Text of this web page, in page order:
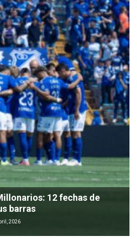
12 fechas de
barras
2026